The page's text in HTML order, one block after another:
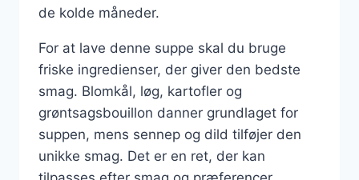
de kolde måneder.
For at lave denne suppe skal du bruge
friske ingredienser, der giver den bedste
smag. Blomkål, løg, kartofler og
grøntsagsbouillon danner grundlaget for
suppen, mens sennep og dild tilføjer den
unikke smag. Det er en ret, der kan